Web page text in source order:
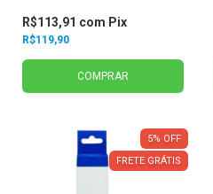
R$119,90
R$113,91 com Pix
COMPRAR
5% OFF
FRETE GRÁTIS